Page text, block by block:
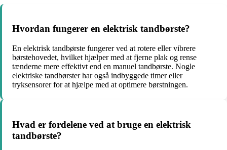
Hvordan fungerer en elektrisk tandbørste?
En elektrisk tandbørste fungerer ved at rotere eller vibrere
børstehovedet, hvilket hjælper med at fjerne plak og rense
tænderne mere effektivt end en manuel tandbørste. Nogle
elektriske tandbørster har også indbyggede timer eller
tryksensorer for at hjælpe med at optimere børstningen.
Hvad er fordelene ved at bruge en elektrisk
tandbørste?